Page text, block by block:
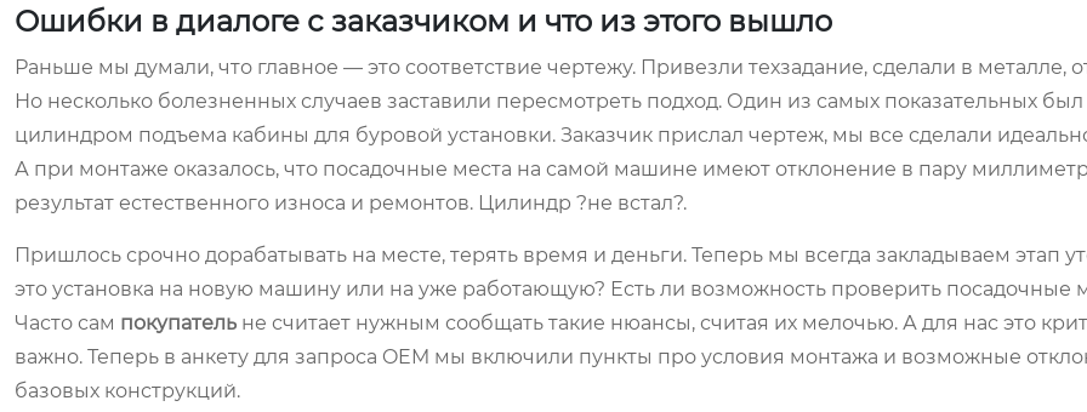
Ошибки в диалоге с заказчиком и что из этого вышло
Раньше мы думали, что главное — это соответствие чертежу. Привезли техзадание, сделали в металле,
Но несколько болезненных случаев заставили пересмотреть подход. Один из самых показательных был
цилиндром подъема кабины для буровой установки. Заказчик прислал чертеж, мы все сделали
А при монтаже оказалось, что посадочные места на самой машине имеют отклонение в пару
результат естественного износа и ремонтов. Цилиндр ?не встал?.
Пришлось срочно дорабатывать на месте, терять время и деньги. Теперь мы всегда закладываем этап
это установка на новую машину или на уже работающую? Есть ли возможность проверить посадочные
Часто сам покупатель не считает нужным сообщать такие нюансы, считая их мелочью. А для нас это
важно. Теперь в анкету для запроса OEM мы включили пункты про условия монтажа и возможные
базовых конструкций.